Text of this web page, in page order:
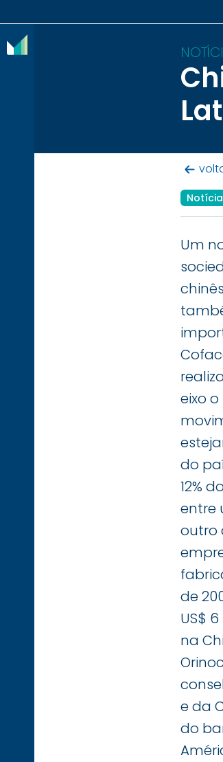
Um
eixo
do
12%
entre
outro
de
US$
na
e da
do